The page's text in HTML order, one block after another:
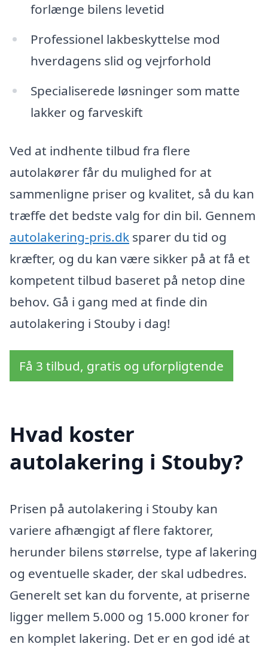
forlænge bilens levetid
Professionel lakbeskyttelse mod
hverdagens slid og vejrforhold
Specialiserede løsninger som matte
lakker og farveskift
Ved at indhente tilbud fra flere
autolakører får du mulighed for at
sammenligne priser og kvalitet, så du kan
træffe det bedste valg for din bil. Gennem
autolakering-pris.dk sparer du tid og
kræfter, og du kan være sikker på at få et
kompetent tilbud baseret på netop dine
behov. Gå i gang med at finde din
autolakering i Stouby i dag!
Få 3 tilbud, gratis og uforpligtende
Hvad koster
autolakering i Stouby?
Prisen på autolakering i Stouby kan
variere afhængigt af flere faktorer,
herunder bilens størrelse, type af lakering
og eventuelle skader, der skal udbedres.
Generelt set kan du forvente, at priserne
ligger mellem 5.000 og 15.000 kroner for
en komplet lakering. Det er en god idé at